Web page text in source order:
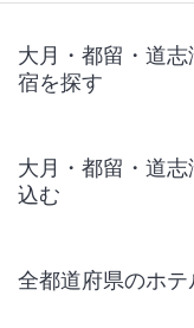
大月・都留・道志
宿を探す
大月・都留・道
込む
全都道府県のホ